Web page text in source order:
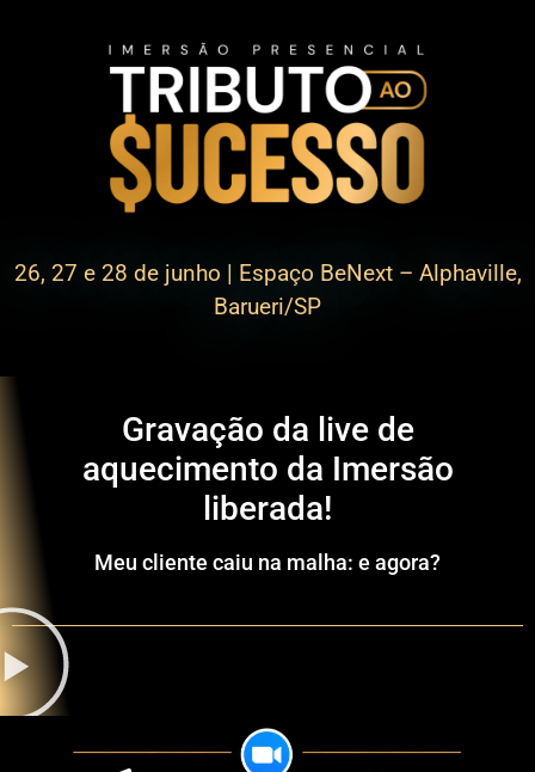
26, 27 e 28 de junho | Espaço BeNext – Alphaville,
Barueri/SP
Gravação da live de
aquecimento da Imersão
liberada!
Meu cliente caiu na malha: e agora?